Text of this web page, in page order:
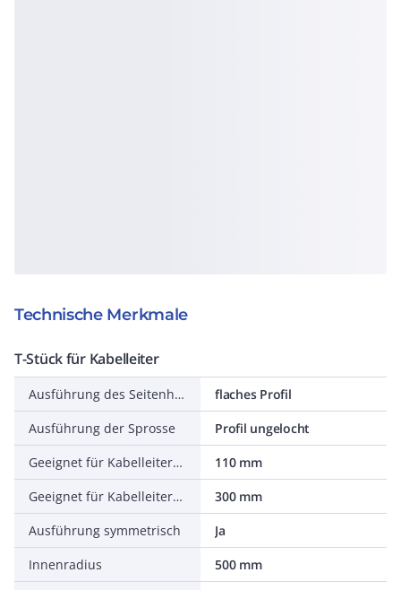
Technische Merkmale
T-Stück für Kabelleiter
Ausführung des Seitenholms
flaches Profil
Ausführung der Sprosse
Profil ungelocht
Geeignet für Kabelleiterhöhe
110 mm
Geeignet für Kabelleiterbreite
300 mm
Ausführung symmetrisch
Ja
Innenradius
500 mm